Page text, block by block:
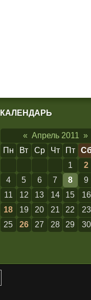
КАЛЕНДАРЬ
« Апрель 2011 »
Пн
Вт Ср Чт Пт
1
2
4
5 6 7 8
9
11
12 13 14 15
16
18
19 20 21 22
23
25
26 27 28 29 30